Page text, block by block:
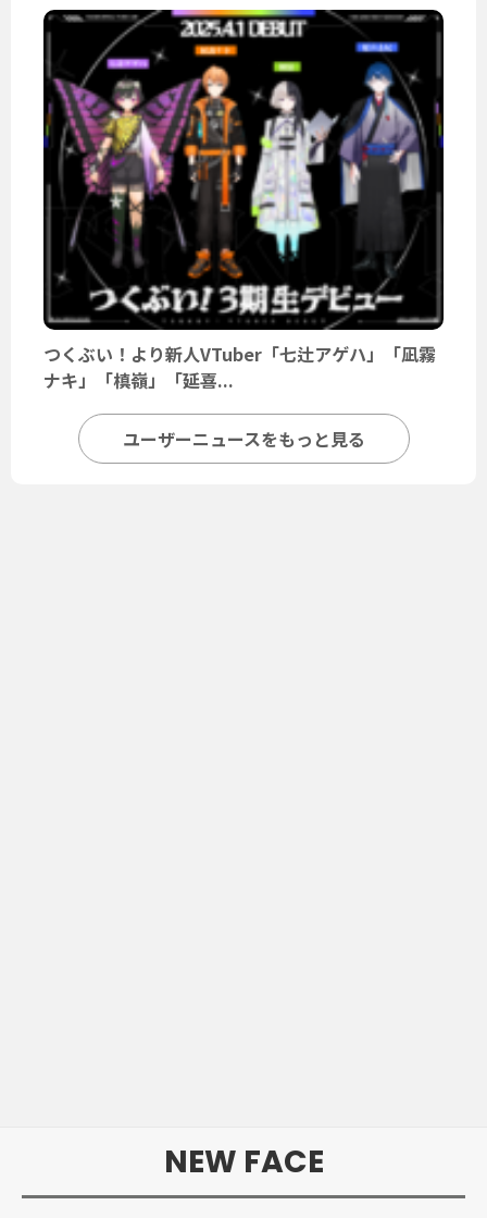
つくぶい！より新人VTuber「七辻アゲハ」「凪霧
ナキ」「槙嶺」「延喜...
ユーザーニュースをもっと見る
NEW FACE